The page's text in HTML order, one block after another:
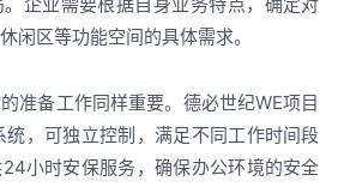
闲区等功能空间的具体需求。
准备工作同样重要。德必世纪WE项目
，可独立控制，满足不同工作时间段
小时安保服务，确保办公环境的安全